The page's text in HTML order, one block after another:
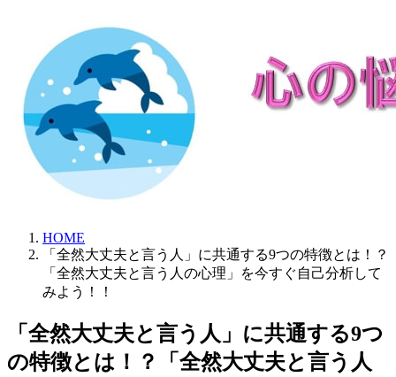
HOME
「全然大丈夫と言う人」に共通する9つの特徴とは！？
「全然大丈夫と言う人の心理」を今すぐ自己分析して
みよう！！
「全然大丈夫と言う人」に共通する9つ
の特徴とは！？「全然大丈夫と言う人